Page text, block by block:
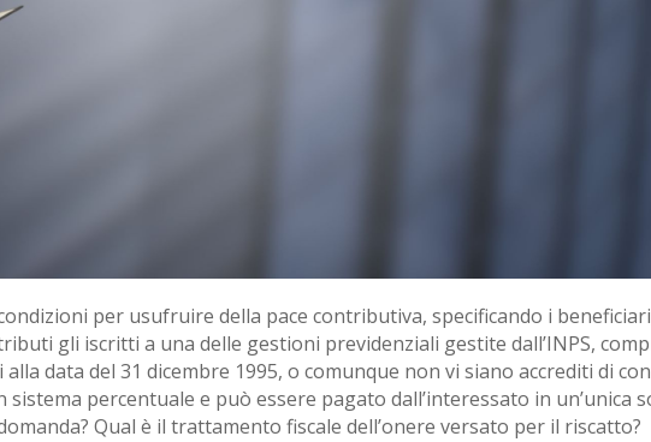
per usufruire della pace contributiva, specificando i
gli iscritti a una delle gestioni previdenziali gestite dall’INPS,
data del 31 dicembre 1995, o comunque non vi siano accrediti di
percentuale e può essere pagato dall’interessato in un’unica
Qual è il trattamento fiscale dell’onere versato per il riscatto?